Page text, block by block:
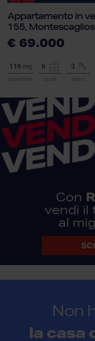
Appartamento in
155,
€ 69.000
118 mq
superficie
6
locali
3
piano
Con
vendi il
al
Non
la casa